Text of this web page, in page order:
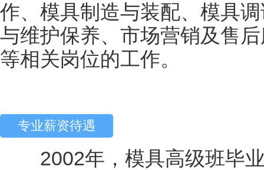
作、模具制造与装配、模具
与维护保养、市场营销及售
等相关岗位的工作。
专业薪资待遇
2002年，模具高级班毕业